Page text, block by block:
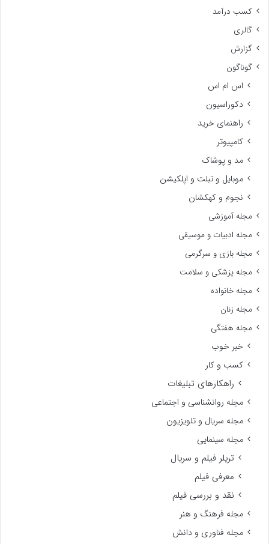
کسب درآمد
گالری
گزارش
گوناگون
اس ام اس
دکوراسیون
راهنمای خرید
کامپیوتر
مد و پوشاک
موبایل و تبلت و اپلکیشن
نجوم و کهکشان
مجله آموزشی
مجله ادبیات و موسیقی
مجله بازی و سرگرمی
مجله پزشکی و سلامت
مجله خانواده
مجله زنان
مجله هفتگی
خبر خوب
کسب و کار
راهکارهای تبلیغات
مجله روانشناسی و اجتماعی
مجله سریال و تلویزیون
مجله سینمایی
تریلر فیلم و سریال
معرفی فیلم
نقد و بررسی فیلم
مجله فرهنگ و هنر
مجله فناوری و دانش